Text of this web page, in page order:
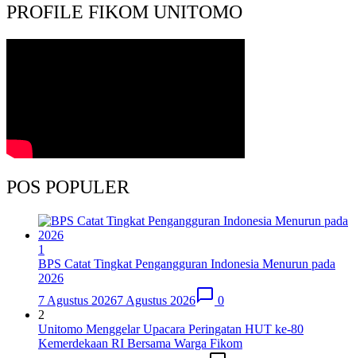
PROFILE FIKOM UNITOMO
POS POPULER
1
BPS Catat Tingkat Pengangguran Indonesia Menurun pada
2026
7 Agustus 20267 Agustus 2026
0
2
Unitomo Menggelar Upacara Peringatan HUT ke-80
Kemerdekaan RI Bersama Warga Fikom